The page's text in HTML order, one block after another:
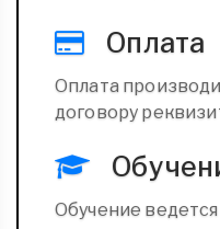
Оплата
Оплата
договору
Обучение